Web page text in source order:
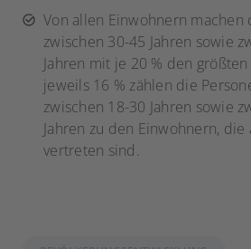
Von allen Einwohnern
zwischen 30-45 Jahren sowie
Jahren mit je 20 % den
jeweils 16 % zählen die
zwischen 18-30 Jahren sowie
Jahren zu den Einwohnern,
vertreten sind.